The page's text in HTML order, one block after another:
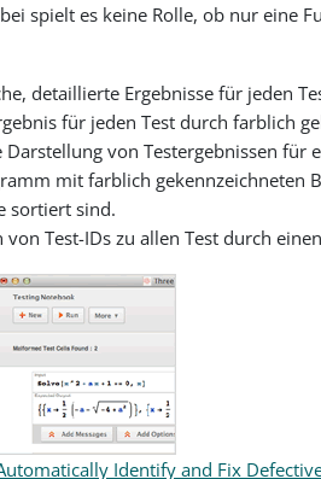
spielt es keine Rolle, ob nur eine
detaillierte Ergebnisse für jeden
für jeden Test durch farblich
Darstellung von Testergebnissen
mit farblich gekennzeichneten
sortiert sind.
von Test-IDs zu allen Test durch
Identify and Fix